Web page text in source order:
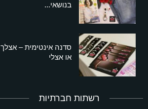
בנושאי...
סדנה אינטימית – אצלך
או אצלי
רשתות חברתיות